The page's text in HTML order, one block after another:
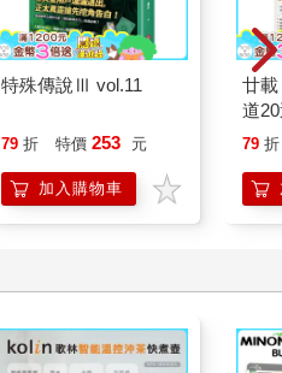
特殊傳說Ⅲ vol.11
79 折 特價 253 元
加入購物車
廿
道
79 折